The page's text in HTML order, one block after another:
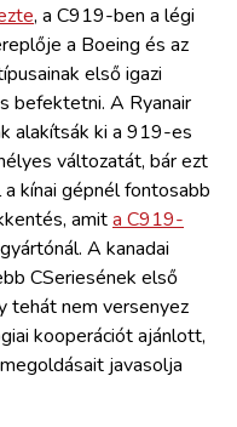
, a C919-ben a légi
a Boeing és az
első igazi
befektetni. A Ryanair
alakítsák ki a 919-es
változatát, bár ezt
kínai gépnél fontosabb
amita C919-
A kanadai
CSeriesének első
tehát nem versenyez
kooperációt ajánlott,
javasolja